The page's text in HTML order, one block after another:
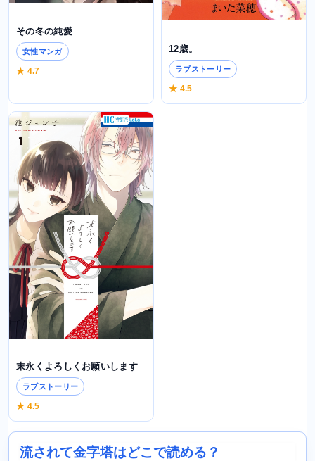
その冬の純愛
女性マンガ
★ 4.7
12歳。
ラブストーリー
★ 4.5
末永くよろしくお願いします
ラブストーリー
★ 4.5
流されて金字塔はどこで読める？